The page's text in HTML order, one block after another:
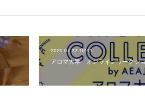
2020.07.22 16:44
アロマ大学 オンラインワークシ